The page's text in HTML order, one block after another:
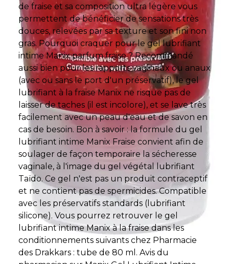
de fraise et sa composition ultra légère vous
permettent de bénéficier de sensations très
douces, relevées par sa texture et son fini non
gras. Pourquoi craquer pour le gel lubrifiant
intime Manix parfum fraise ? Recommandé
aussi bien pour les rapports vaginaux ou anaux
(avec ou sans le port d'un préservatif), le gel
lubrifiant à la fraise Manix ne risque pas de
laisser de taches (il est incolore), et se lave très
facilement avec un peau d'eau et de savon en
cas de besoin. Bon à savoir : la formule du gel
lubrifiant intime Manix Fraise convient afin de
soulager de façon temporaire la sécheresse
vaginale, à l'image du gel végétal lubrifiant
Taïdo. Ce gel n'est pas un produit contraceptif
et ne contient pas de spermicides. Compatible
avec les préservatifs standards (lubrifiant
silicone). Vous pourrez retrouver le gel
lubrifiant intime Manix à la fraise dans les
conditionnements suivants chez Pharmacie
des Drakkars : tube de 80 ml. Avis du